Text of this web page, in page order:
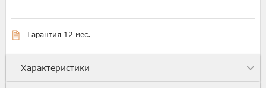
Гарантия 12 мес.
Характеристики